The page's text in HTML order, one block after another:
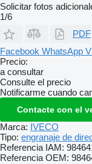
Solicitar fotos
1/6
PDF
Facebook WhatsApp
Precio:
a consultar
Consulte el precio
Notificarme cuando
Contacte con el
Marca: IVECO
Tipo: engranaje de
Referencia IAM:
Referencia OEM: